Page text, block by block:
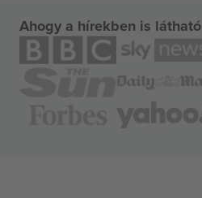
Ahogy a hírekben is látható